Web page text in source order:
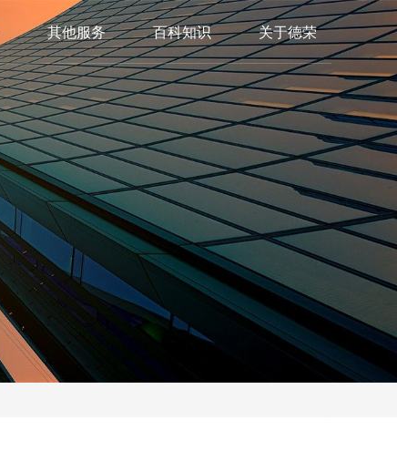
其他服务 百科知识 关于德荣